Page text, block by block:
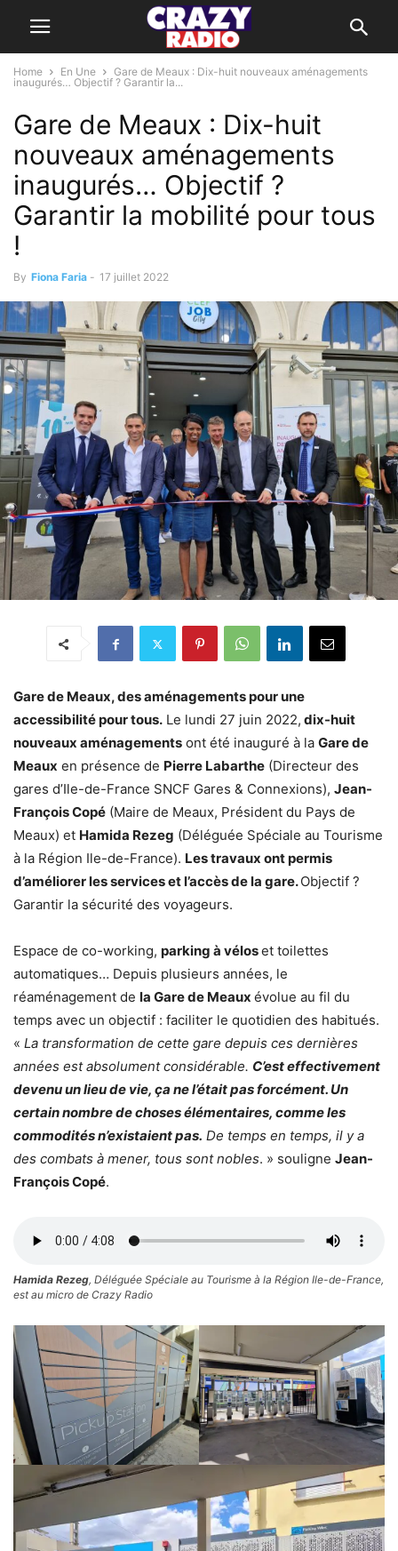
Home En Une
Gare de Meaux : Dix-huit nouveaux aménagements
inaugurés… Objectif ? Garantir la...
Gare de Meaux : Dix-huit
nouveaux aménagements
inaugurés… Objectif ?
Garantir la mobilité pour tous
!
By Fiona Faria - 17 juillet 2022
Gare de Meaux, des aménagements pour une
accessibilité pour tous. Le lundi 27 juin 2022, dix-huit
nouveaux aménagements ont été inauguré à la Gare de
Meaux en présence de Pierre Labarthe (Directeur des
gares d’Ile-de-France SNCF Gares & Connexions), Jean-
François Copé (Maire de Meaux, Président du Pays de
Meaux) et Hamida Rezeg (Déléguée Spéciale au Tourisme
à la Région Ile-de-France). Les travaux ont permis
d’améliorer les services et l’accès de la gare.Objectif ?
Garantir la sécurité des voyageurs.
Espace de co-working, parking à véloset toilettes
automatiques… Depuis plusieurs années, le
réaménagement de la Gare de Meaux évolue au fil du
temps avec un objectif : faciliter le quotidien des habitués.
« La transformation de cette gare depuis ces dernières
années est absolument considérable. C’est effectivement
devenu un lieu de vie, ça ne l’était pas forcément. Un
certain nombre de choses élémentaires, comme les
commodités n’existaient pas. De temps en temps, il y a
des combats à mener, tous sont nobles. » souligne Jean-
François Copé.
Hamida Rezeg, Déléguée Spéciale au Tourisme à la Région Ile-de-France,
est au micro de Crazy Radio